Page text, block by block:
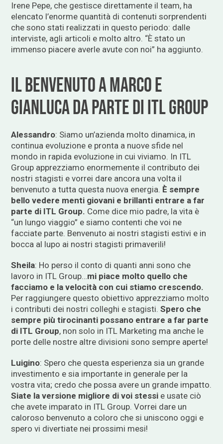
Irene Pepe, che gestisce direttamente il team, ha
elencato l’enorme quantità di contenuti sorprendenti
che sono stati realizzati in questo periodo: dalle
interviste, agli articoli e molto altro. “È stato un
immenso piacere averle avute con noi” ha aggiunto.
IL BENVENUTO A MARCO E
GIANLUCA DA PARTE DI ITL GROUP
Alessandro: Siamo un’azienda molto dinamica, in
continua evoluzione e pronta a nuove sfide nel
mondo in rapida evoluzione in cui viviamo. In ITL
Group apprezziamo enormemente il contributo dei
nostri stagisti e vorrei dare ancora una volta il
benvenuto a tutta questa nuova energia. È sempre
bello vedere menti giovani e brillanti entrare a far
parte di ITL Group. Come dice mio padre, la vita è
“un lungo viaggio” e siamo contenti che voi ne
facciate parte. Benvenuto ai nostri stagisti estivi e in
bocca al lupo ai nostri stagisti primaverili!
Sheila: Ho perso il conto di quanti anni sono che
lavoro in ITL Group…mi piace molto quello che
facciamo e la velocità con cui stiamo crescendo.
Per raggiungere questo obiettivo apprezziamo molto
i contributi dei nostri colleghi e stagisti.Spero che
sempre più tirocinanti possano entrare a far parte
di ITL Group, non solo in ITL Marketing ma anche le
porte delle nostre altre divisioni sono sempre aperte!
Luigino: Spero che questa esperienza sia un grande
investimento e sia importante in generale per la
vostra vita; credo che possa avere un grande impatto.
Siate la versione migliore di voi stessi e usate ciò
che avete imparato in ITL Group. Vorrei dare un
caloroso benvenuto a coloro che si uniscono oggi e
spero vi divertiate nei prossimi mesi!